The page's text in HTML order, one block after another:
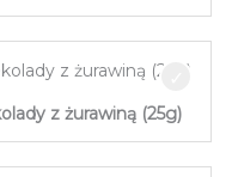
z żurawiną (25g)